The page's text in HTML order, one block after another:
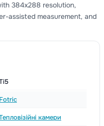
384x288 resolution,
assisted measurement, and
Fotric
камери